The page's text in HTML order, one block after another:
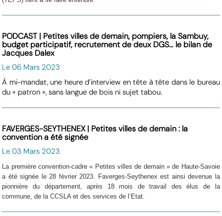
PODCAST | Petites villes de demain, pompiers, la Sambuy,
budget participatif, recrutement de deux DGS… le bilan de
Jacques Dalex
Le 06 Mars 2023
À mi-mandat, une heure d’interview en tête à tête dans le bureau
du « patron », sans langue de bois ni sujet tabou.
FAVERGES-SEYTHENEX | Petites villes de demain : la
convention a été signée
Le 03 Mars 2023
La première convention-cadre « Petites villes de demain » de Haute-Savoie
a été signée le 28 février 2023. Faverges-Seythenex est ainsi devenue la
pionnière du département, après 18 mois de travail des élus de la
commune, de la CCSLA et des services de l’Etat.